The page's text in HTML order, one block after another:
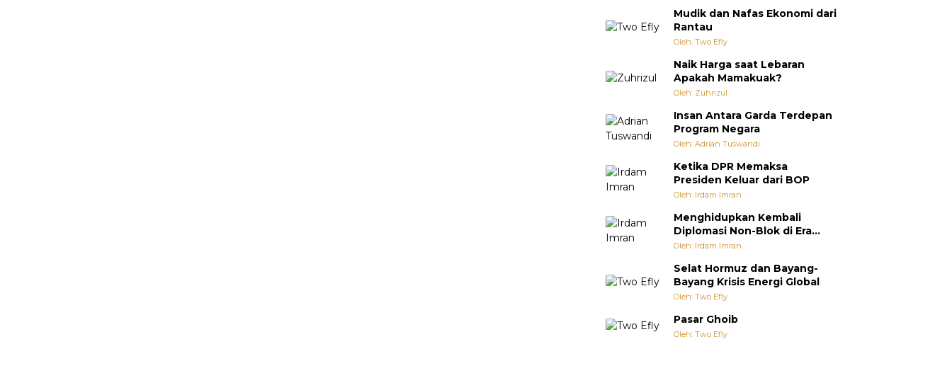
Mudik dan Nafas Ekonomi dari
Rantau
Oleh: Two Efly
Naik Harga saat Lebaran
Apakah Mamakuak?
Oleh: Zuhrizul
Insan Antara Garda Terdepan
Program Negara
Oleh: Adrian Tuswandi
Ketika DPR Memaksa
Presiden Keluar dari BOP
Oleh: Irdam Imran
Menghidupkan Kembali
Diplomasi Non-Blok di Era
Multipolar
Oleh: Irdam Imran
Selat Hormuz dan Bayang-
Bayang Krisis Energi Global
Oleh: Two Efly
Pasar Ghoib
Oleh: Two Efly